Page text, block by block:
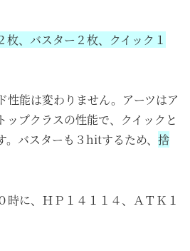
枚、バスター２枚、クイック１
性能は変わりません。アーツはア
ップクラスの性能で、クイックと
。バスターも３hitするため、 捨
時に、ＨＰ１４１１４、ＡＴＫ１